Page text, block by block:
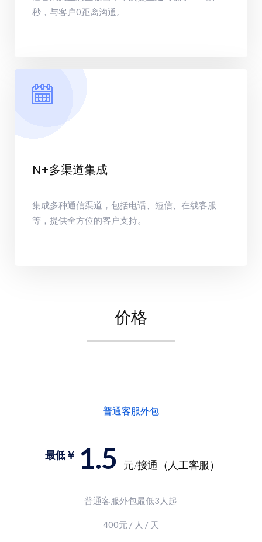
秒，与客户0距离沟通。
N+多渠道集成
集成多种通信渠道，包括电话、短信、在线客服
等，提供全方位的客户支持。
价格
普通客服外包
最低￥ 1.5 元/接通（人工客服）
普通客服外包最低3人起
400元 / 人 / 天